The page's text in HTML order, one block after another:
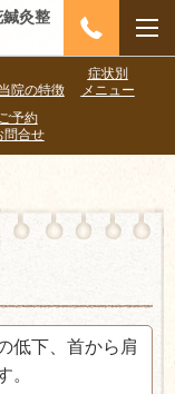
灸整
当院の特徴
症状別
メニュー
ご予約
問合せ
低下、首から肩
。